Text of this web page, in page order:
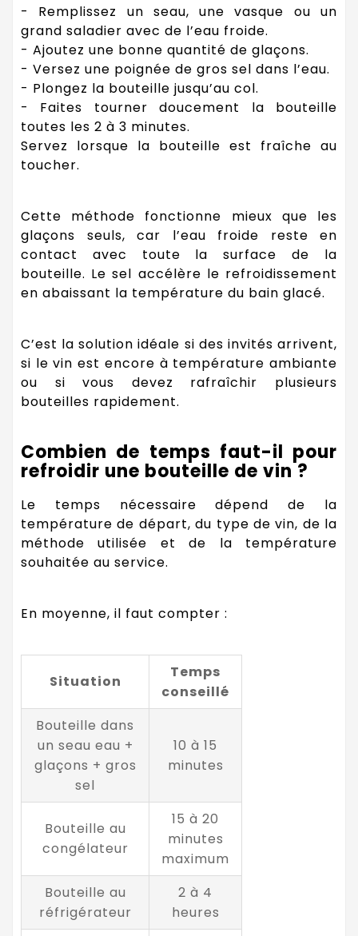
- Remplissez un seau, une vasque ou un
grand saladier avec de l’eau froide.
- Ajoutez une bonne quantité de glaçons.
- Versez une poignée de gros sel dans l’eau.
- Plongez la bouteille jusqu’au col.
- Faites tourner doucement la bouteille
toutes les 2 à 3 minutes.
Servez lorsque la bouteille est fraîche au
toucher.
Cette méthode fonctionne mieux que les
glaçons seuls, car l’eau froide reste en
contact avec toute la surface de la
bouteille. Le sel accélère le refroidissement
en abaissant la température du bain glacé.
C’est la solution idéale si des invités arrivent,
si le vin est encore à température ambiante
ou si vous devez rafraîchir plusieurs
bouteilles rapidement.
Combien de temps faut-il pour
refroidir une bouteille de vin ?
Le temps nécessaire dépend de la
température de départ, du type de vin, de la
méthode utilisée et de la température
souhaitée au service.
En moyenne, il faut compter :
Situation
Temps
conseillé
Bouteille dans
un seau eau +
glaçons + gros
sel
10 à 15
minutes
Bouteille au
congélateur
15 à 20
minutes
maximum
Bouteille au
réfrigérateur
2 à 4
heures